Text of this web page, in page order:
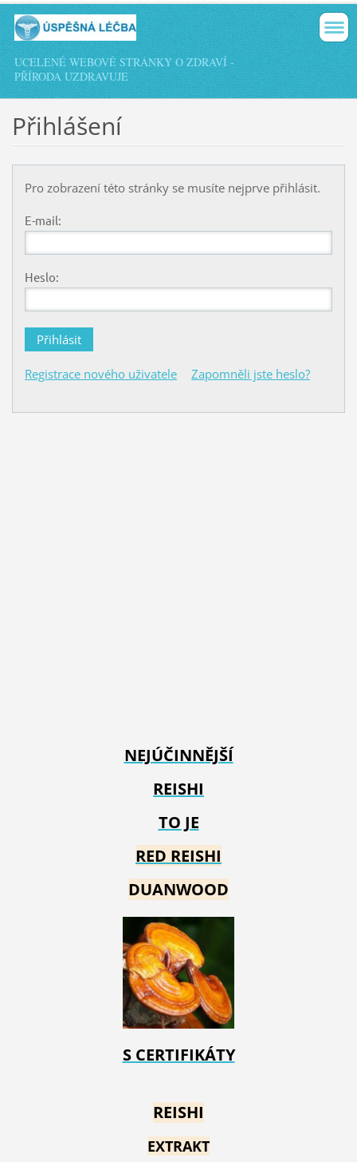
UCELENÉ WEBOVÉ STRÁNKY O ZDRAVÍ -
PŘÍRODA UZDRAVUJE
Přihlášení
Pro zobrazení této stránky se musíte nejprve přihlásit.
E-mail:
Heslo:
Registrace nového uživatele Zapomněli jste heslo?
NEJÚČINNĚJŠÍ
REISHI
TO JE
RED REISHI
DUANWOOD
S CERTIFIKÁTY
REISHI
EXTRAKT